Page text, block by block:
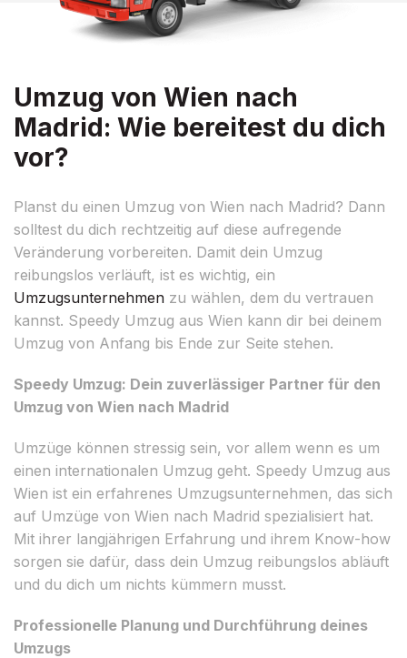
Umzug von Wien nach
Madrid: Wie bereitest du dich
vor?
Planst du einen Umzug von Wien nach Madrid? Dann
solltest du dich rechtzeitig auf diese aufregende
Veränderung vorbereiten. Damit dein Umzug
reibungslos verläuft, ist es wichtig, ein
Umzugsunternehmen zu wählen, dem du vertrauen
kannst. Speedy Umzug aus Wien kann dir bei deinem
Umzug von Anfang bis Ende zur Seite stehen.
Speedy Umzug: Dein zuverlässiger Partner für den
Umzug von Wien nach Madrid
Umzüge können stressig sein, vor allem wenn es um
einen internationalen Umzug geht. Speedy Umzug aus
Wien ist ein erfahrenes Umzugsunternehmen, das sich
auf Umzüge von Wien nach Madrid spezialisiert hat.
Mit ihrer langjährigen Erfahrung und ihrem Know-how
sorgen sie dafür, dass dein Umzug reibungslos abläuft
und du dich um nichts kümmern musst.
Professionelle Planung und Durchführung deines
Umzugs